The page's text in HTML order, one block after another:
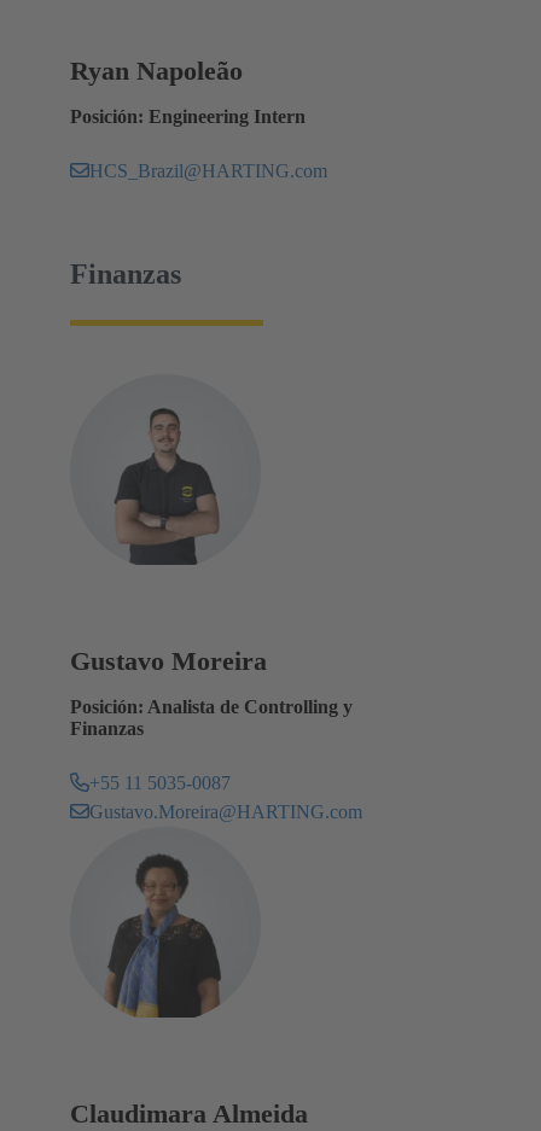
Ryan Napoleão
Posición: Engineering Intern
HCS_Brazil@HARTING.com
Finanzas
Gustavo Moreira
Posición: Analista de Controlling y
Finanzas
+55 11 5035-0087
Gustavo.Moreira@HARTING.com
Claudimara Almeida